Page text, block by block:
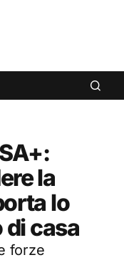
la
lo
casa
forze